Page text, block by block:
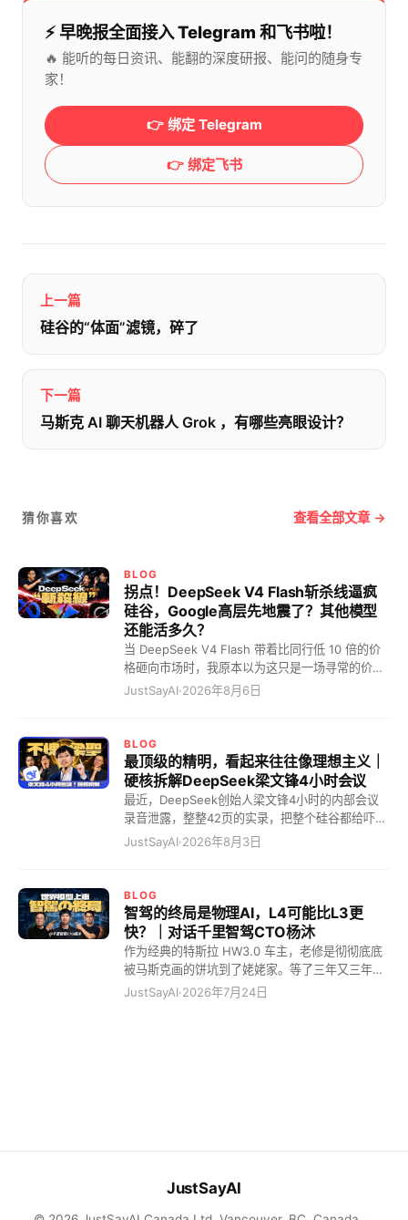
⚡️ 早晚报全面接入 Telegram 和飞书啦！
🔥 能听的每日资讯、能翻的深度研报、能问的随身专
家！
👉 绑定 Telegram
👉 绑定飞书
上一篇
硅谷的“体面”滤镜，碎了
下一篇
马斯克 AI 聊天机器人 Grok ，有哪些亮眼设计？
猜你喜欢 查看全部文章 →
BLOG
拐点！DeepSeek V4 Flash斩杀线逼疯
硅谷，Google高层先地震了？其他模型
还能活多久？
当 DeepSeek V4 Flash 带着比同行低 10 倍的价
格砸向市场时，我原本以为这只是一场寻常的价格
战。但我错了，这根本不是什么商业内卷，而是一
暴？你这么理解吧，这就相当于一件原本在美国卖
10 块美金的货，现在被中国企业硬生生干到了 10
块钱人民币！硬是把大模型干出了拼多多的气质。
这怎么玩？那些定价高高在上的模型，瞬间全成了
智商税。 这就好比现在的中国电车市场。以前你要
万的国产电车直接给你拉满。结果呢？BBA 销量狂
就跟当年吕布辕门射戟一样，我这一箭射在这儿
了，斩杀线以下的这帮公司，你们掂量掂量自己，
到底还要不要干这事？这才是真正的降维打击！这
完全就是把 AI 变成了有医保目录的时代，曾经昂
贵的特效药，现在直接走集采就完事了。贵的？谁
还买单？ 我给你一个更接地气的比喻。当年那帮小
JustSayAI·2026年8月6日
BLOG
最顶级的精明，看起来往往像理想主义｜
硬核拆解DeepSeek梁文锋4小时会议
最近，DeepSeek创始人梁文锋4小时的内部会议
录音泄露，整整42页的实录，把整个硅谷都给吓惨
了。 全网都在疯狂造神，一口一个“梁圣”叫着，说
个月回本的恐怖算计，AI界的农夫山泉 看硅谷那帮
搞大模型的，有几个敢承认自己能赚钱的？梁圣仿
佛在说：奥兄，我不是针对你，我是说在座的所有
人都是垃圾！ 全网都在惊呼梁文锋是“赛博圣人”，
其实他是一个极其冷酷的“量化精算师”。 很多人不
理解：融了几百亿，为什么他敢在显卡溢价两倍、
甚至四倍时，依然疯狂All in买卡？ 因为这笔账的
JustSayAI·2026年8月3日
BLOG
智驾的终局是物理AI，L4可能比L3更
快？｜对话千里智驾CTO杨沐
作为经典的特斯拉 HW3.0 车主，老修是彻彻底底
被马斯克画的饼坑到了姥姥家。等了三年又三年，
结果他轻飘飘地告诉老修硬件落后，直接不支持
扒这智驾！ 其实智驾不需要高级智能，但需要...
捋捋这血淋淋的迭代史。 2019年前，大家搞的叫
JustSayAI·2026年7月24日
JustSayAI